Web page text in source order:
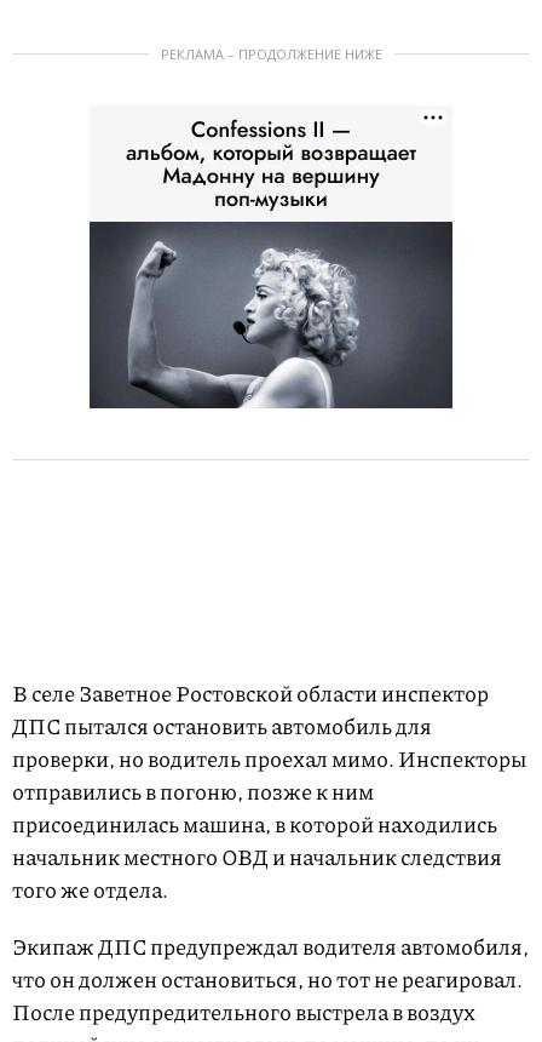
РЕКЛАМА – ПРОДОЛЖЕНИЕ НИЖЕ
В селе Заветное Ростовской области инспектор
ДПС пытался остановить автомобиль для
проверки, но водитель проехал мимо. Инспекторы
отправились в погоню, позже к ним
присоединилась машина, в которой находились
начальник местного ОВД и начальник следствия
того же отдела.
Экипаж ДПС предупреждал водителя автомобиля,
что он должен остановиться, но тот не реагировал.
После предупредительного выстрела в воздух